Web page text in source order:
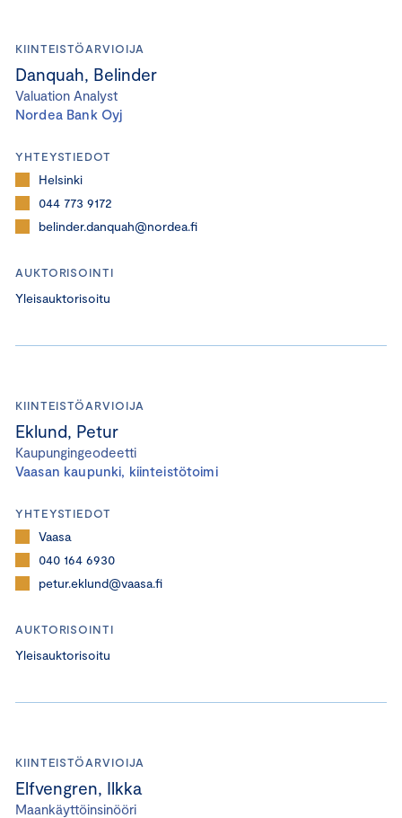
KIINTEISTÖARVIOIJA
Danquah, Belinder
Valuation Analyst
Nordea Bank Oyj
YHTEYSTIEDOT
Helsinki
044 773 9172
belinder.danquah@nordea.fi
AUKTORISOINTI
Yleisauktorisoitu
KIINTEISTÖARVIOIJA
Eklund, Petur
Kaupungingeodeetti
Vaasan kaupunki, kiinteistötoimi
YHTEYSTIEDOT
Vaasa
040 164 6930
petur.eklund@vaasa.fi
AUKTORISOINTI
Yleisauktorisoitu
KIINTEISTÖARVIOIJA
Elfvengren, Ilkka
Maankäyttöinsinööri